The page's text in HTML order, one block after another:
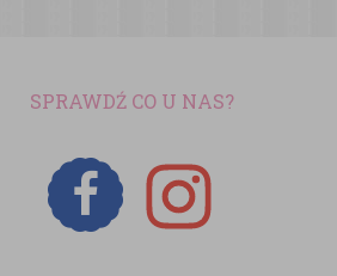
SPRAWDŹ CO U NAS?